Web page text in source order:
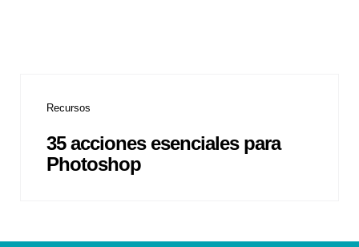
Recursos
35 acciones esenciales para
Photoshop